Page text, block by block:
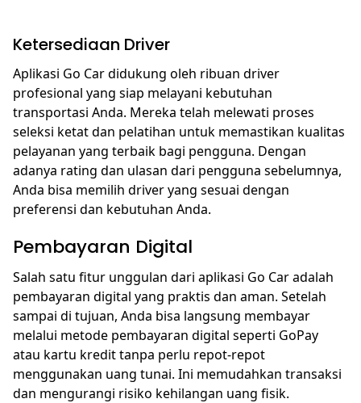
Ketersediaan Driver
Aplikasi Go Car didukung oleh ribuan driver
profesional yang siap melayani kebutuhan
transportasi Anda. Mereka telah melewati proses
seleksi ketat dan pelatihan untuk memastikan kualitas
pelayanan yang terbaik bagi pengguna. Dengan
adanya rating dan ulasan dari pengguna sebelumnya,
Anda bisa memilih driver yang sesuai dengan
preferensi dan kebutuhan Anda.
Pembayaran Digital
Salah satu fitur unggulan dari aplikasi Go Car adalah
pembayaran digital yang praktis dan aman. Setelah
sampai di tujuan, Anda bisa langsung membayar
melalui metode pembayaran digital seperti GoPay
atau kartu kredit tanpa perlu repot-repot
menggunakan uang tunai. Ini memudahkan transaksi
dan mengurangi risiko kehilangan uang fisik.